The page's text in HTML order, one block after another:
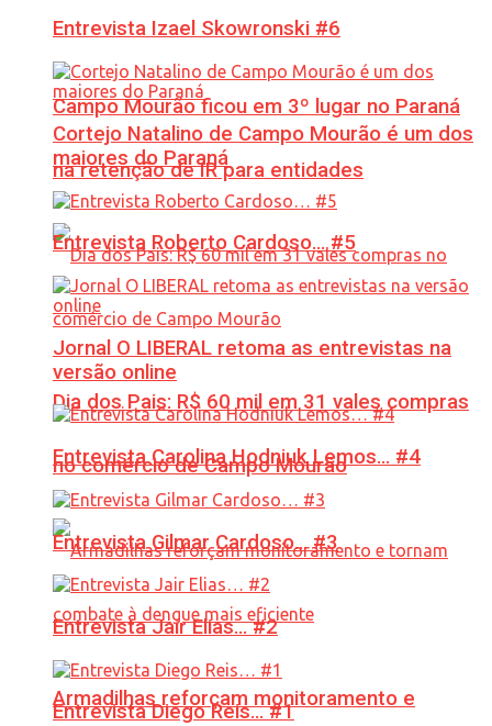
Campo Mourão ficou em 3º lugar no Paraná
na retenção de IR para entidades
Dia dos Pais: R$ 60 mil em 31 vales compras
no comércio de Campo Mourão
Armadilhas reforçam monitoramento e
Entrevista Izael Skowronski #6
Cortejo Natalino de Campo Mourão é um dos
maiores do Paraná
Entrevista Roberto Cardoso… #5
Jornal O LIBERAL retoma as entrevistas na
versão online
Entrevista Carolina Hodniuk Lemos… #4
Entrevista Gilmar Cardoso… #3
Entrevista Jair Elias… #2
Entrevista Diego Reis… #1